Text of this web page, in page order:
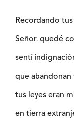
Recordando
Señor, quedé
sentí
que abandonan
tus leyes eran
en tierra